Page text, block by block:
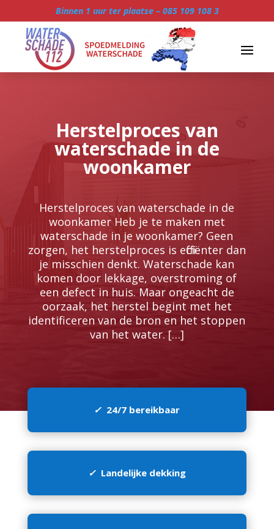
Binnen 1 uur ter plaatse – 085 109 108 3
Herstelproces van
waterschade in de
woonkamer
Herstelproces van waterschade in de
woonkamer Heb je te maken met
waterschade in je woonkamer? Geen
zorgen, het herstelproces is efficiënter dan
je misschien denkt.​ Waterschade kan
komen door lekkage, overstroming of
een defect in huis.​ Maar ongeacht de
oorzaak, het herstel begint met het
identificeren van de bron en het stoppen
van het water.​ […]
✓ 24/7 bereikbaar
✓ Landelijke dekking